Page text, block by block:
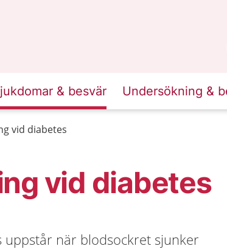
& besvär Undersökning &
vid diabetes
vid diabetes
uppstår när blodsockret sjunker